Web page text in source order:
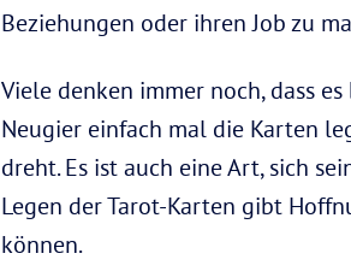
Beziehungen oder ihren Job zu
Viele denken immer noch, dass
Neugier einfach mal die Karten
dreht. Es ist auch eine Art, sich
Legen der Tarot-Karten gibt
können.